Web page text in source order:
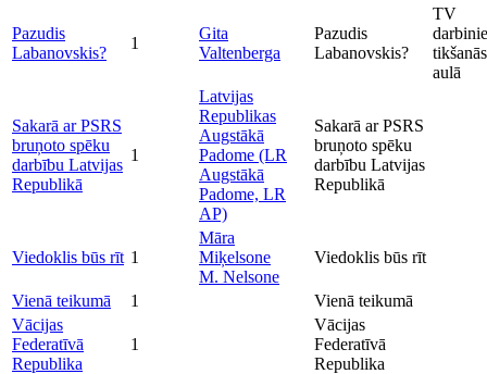
Pazudis
Labanovskis?
1
Gita
Valtenberga
Pazudis
Labanovskis?
TV
aulā
Sakarā ar PSRS
bruņoto spēku
darbību Latvijas
Republikā
1
Latvijas
Republikas
Augstākā
Padome (LR
Augstākā
Padome, LR
AP)
Sakarā ar PSRS
bruņoto spēku
darbību Latvijas
Republikā
Viedoklis būs rīt 1
Māra
Miķelsone
M. Nelsone
Viedoklis būs rīt
Vienā teikumā 1
Vienā teikumā
Vācijas
Federatīvā
Republika
1
Vācijas
Federatīvā
Republika